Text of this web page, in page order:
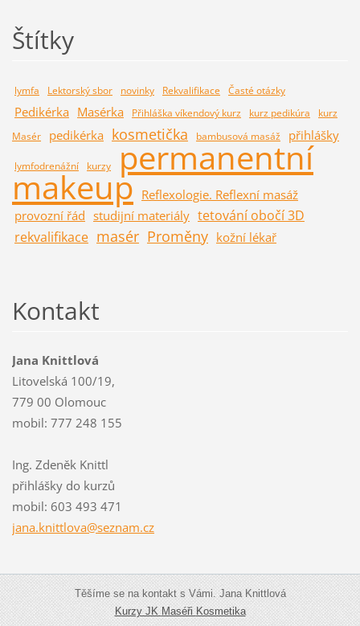
Štítky
lymfa Lektorský sbor novinky Rekvalifikace Časté otázky
Pedikérka Masérka Přihláška víkendový kurz kurz pedikúra
kurz
Masér
pedikérka kosmetička bambusová masáž přihlášky
lymfodrenážní kurzy permanentní
makeup Reflexologie. Reflexní masáž
provozní řád studijní materiály tetování obočí 3D
rekvalifikace masér Proměny kožní lékař
Kontakt
Jana Knittlová
Litovelská 100/19,
779 00 Olomouc
mobil: 777 248 155
Ing. Zdeněk Knittl
přihlášky do kurzů
mobil: 603 493 471
jana.knittlova@seznam.cz
Těšíme se na kontakt s Vámi. Jana Knittlová
Kurzy JKMaséřiKosmetika